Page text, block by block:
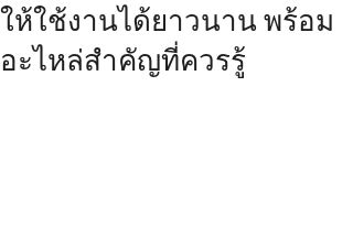
ให้ใช้งานได้ยาวนาน พร้อม
อะไหล่สำคัญที่ควรรู้